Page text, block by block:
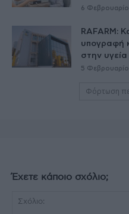
6
RAFARM:
υπογραφή
στην υγεία
5
Φόρτωση
Έχετε κάποιο σχόλιο;